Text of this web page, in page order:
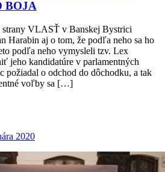
BOJA
VLASŤ v Banskej Bystrici
Harabin aj o tom, že podľa neho sa ho
podľa neho vymysleli tzv. Lex
jeho kandidatúre v parlamentných
požiadal o odchod do dôchodku, a tak
voľby sa […]
2020